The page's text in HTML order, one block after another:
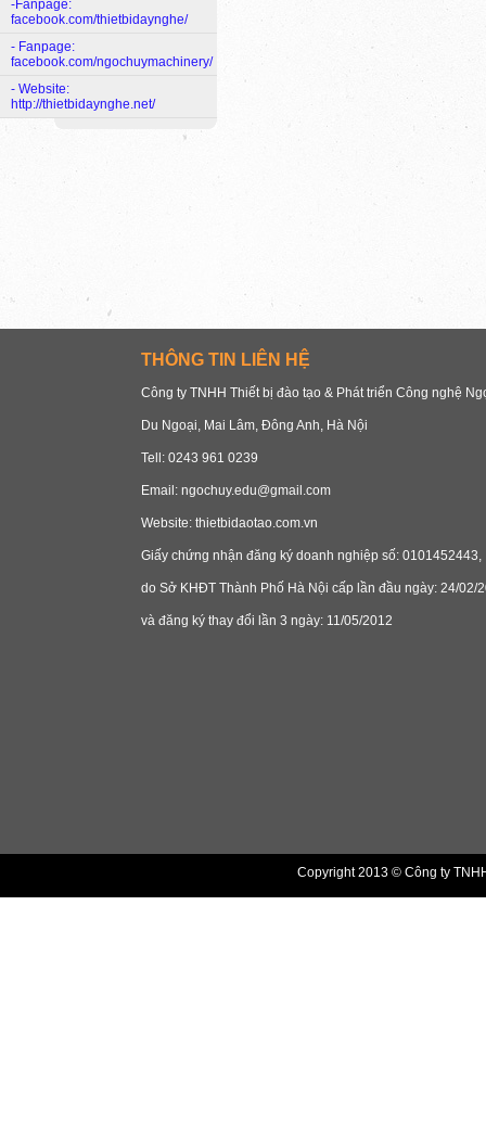
-Fanpage:
facebook.com/thietbidaynghe/
- Fanpage:
facebook.com/ngochuymachinery/
- Website:
http://thietbidaynghe.net/
THÔNG TIN LIÊN HỆ
Công ty TNHH Thiết bị đào tạo & Phát triển Công nghệ
Du Ngoại, Mai Lâm, Đông Anh, Hà Nội
Tell: 0243 961 0239
Email: ngochuy.edu@gmail.com
Website: thietbidaotao.com.vn
Giấy chứng nhận đăng ký doanh nghiệp số: 0101452443,
do Sở KHĐT Thành Phố Hà Nội cấp lần đầu ngày: 24/02/
và đăng ký thay đổi lần 3 ngày: 11/05/2012
Copyright 2013 © Công ty